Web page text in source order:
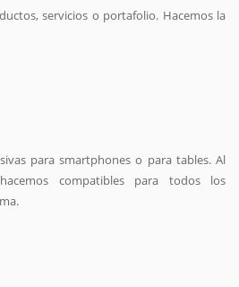
servicios o portafolio. Hacemos la
para smartphones o para tables. Al
compatibles para todos los